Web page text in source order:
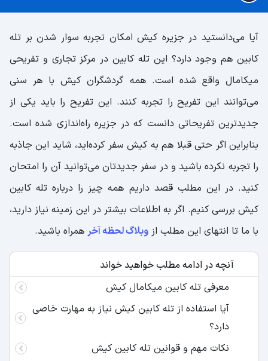
آیا می‌دانستید در جزیره کیش امکان تجربه سوار شدن بر تله
کابین هم وجود دارد؟ این تله کابین در مرکز تجاری و تفریحی
میکامال واقع شده است. همه گردشگران کیش با هر سنی
می‌توانند این تفریح را تجربه کنند. این تفریح را باید یکی از
جدیدترین تفریحاتی دانست که در جزیره راه‌اندازی شده است.
بنابراین اگر حتی قبلا هم به کیش سفر کرده‌اید، شاید این جاذبه
را تجربه نکرده باشید و در سفر جدیدتان می‌توانید آن را امتحان
کنید. در این مطلب قصد داریم همه چیز را درباره تله کابین
کیش بررسی کنیم. اگر به اطلاعات بیشتر در این زمینه نیاز دارید،
با ما تا انتهای این مطلب از وبلاگ لحظه آخر همراه باشید.
آنچه در ادامه مطلب خواهید خواند
معرفی تله کابین میکامال کیش
آیا استفاده از تله کابین کیش نیاز به مهارت خاصی
دارد؟
نکات مهم و قوانین تله کابین کیش